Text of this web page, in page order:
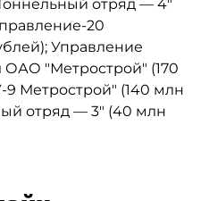
отряд — 4"
20
Управление
"Метрострой" (170
Метрострой" (140 млн
отряд — 3" (40 млн